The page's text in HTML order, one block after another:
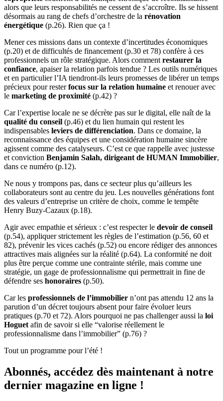
alors que leurs responsabilités ne cessent de s’accroître. Ils se hissent
désormais au rang de chefs d’orchestre de la rénovation
énergétique (p.26). Rien que ça !
Mener ces missions dans un contexte d’incertitudes économiques
(p.20) et de difficultés de financement (p.30 et 78) confère à ces
professionnels un rôle stratégique. Alors comment restaurer la
confiance, apaiser la relation parfois tendue ? Les outils numériques
et en particulier l’IA tiendront-ils leurs promesses de libérer un temps
précieux pour resterfocus sur la relation humaine et renouer avec
le marketing de proximité (p.42) ?
Car l’expertise locale ne se décrète pas sur le digital, elle naît de la
qualité du conseil (p.46) et du lien humain qui restent les
indispensables leviers de différenciation. Dans ce domaine, la
reconnaissance des équipes et une considération humaine sincère
agissent comme des catalyseurs. C’est ce que rappelle avec justesse
et conviction Benjamin Salah, dirigeant de HUMAN Immobilier,
dans ce numéro (p.12).
Ne nous y trompons pas, dans ce secteur plus qu’ailleurs les
collaborateurs sont au centre du jeu. Les nouvelles générations font
des valeurs d’entreprise un critère de choix, comme le tempête
Henry Buzy-Cazaux (p.18).
Agir avec empathie et sérieux : c’est respecter le devoir de conseil
(p.54), appliquer strictement les règles de l’estimation (p.56, 60 et
82), prévenir les vices cachés (p.52) ou encore rédiger des annonces
attractives mais alignées sur la réalité (p.64). La conformité ne doit
plus être perçue comme une contrainte stérile, mais comme une
stratégie, un gage de professionnalisme qui permettrait in fine de
défendre ses honoraires (p.50).
Car les professionnels de l’immobilier n’ont pas attendu 12 ans la
parution d’un décret toujours absent pour faire évoluer leurs
pratiques (p.70 et 72). Alors pourquoi ne pas challenger aussi la loi
Hoguet afin de savoir si elle “valorise réellement le
professionnalisme dans l’immobilier” (p.76) ?
Tout un programme pour l’été !
Abonnés, accédez dès maintenant à notre
dernier magazine en ligne !